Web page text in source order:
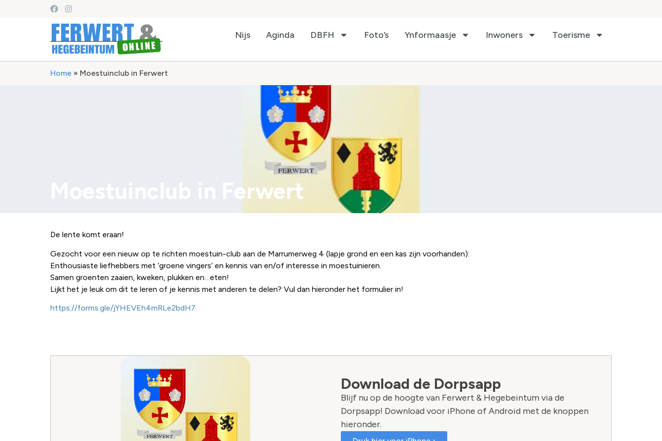
Nijs Aginda DBFH Foto’s Ynformaasje Inwoners Toerisme
Home » Moestuinclub in Ferwert
Moestuinclub in Ferwert
De lente komt eraan!
Gezocht voor een nieuw op te richten moestuin-club aan de Marrumerweg 4 (lapje grond en een kas zijn voorhanden):
Enthousiaste liefhebbers met ‘groene vingers’ en kennis van en/of interesse in moestuinieren.
Samen groenten zaaien, kweken, plukken en…eten!
Lijkt het je leuk om dit te leren of je kennis met anderen te delen? Vul dan hieronder het formulier in!
https://forms.gle/jYHEVEh4mRLe2bdH7
Download de Dorpsapp
Blijf nu op de hoogte van Ferwert & Hegebeintum via de
Dorpsapp! Download voor iPhone of Android met de knoppen
hieronder.